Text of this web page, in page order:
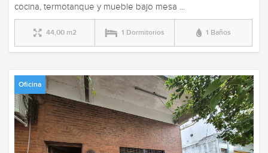
cocina, termotanque y mueble bajo mesa ...
44,00 m2 1 Dormitorios 1 Baños
Oficina